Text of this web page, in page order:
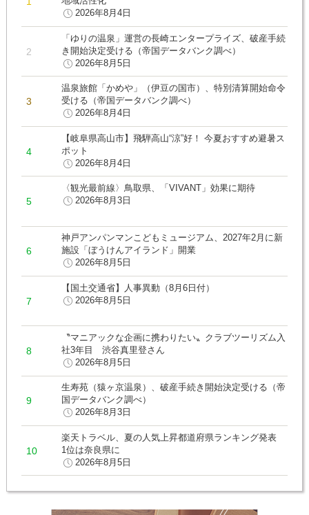
2026年8月4日
「ゆりの温泉」運営の長崎エンタープライズ、破産手続
き開始決定受ける（帝国データバンク調べ）
2026年8月5日
温泉旅館「かめや」（伊豆の国市）、特別清算開始命令
受ける（帝国データバンク調べ）
2026年8月4日
【岐阜県高山市】飛騨高山“涼”好！ 今夏おすすめ避暑ス
ポット
2026年8月4日
〈観光最前線〉鳥取県、「VIVANT」効果に期待
2026年8月3日
神戸アンパンマンこどもミュージアム、2027年2月に新
施設「ぼうけんアイランド」開業
2026年8月5日
【国土交通省】人事異動（8月6日付）
2026年8月5日
〝マニアックな企画に携わりたい〟クラブツーリズム入
社3年目 渋谷真里登さん
2026年8月5日
生寿苑（猿ヶ京温泉）、破産手続き開始決定受ける（帝
国データバンク調べ）
2026年8月3日
楽天トラベル、夏の人気上昇都道府県ランキング発表
1位は奈良県に
2026年8月5日